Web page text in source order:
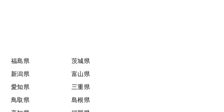
福島県
茨城県
新潟県
富山県
愛知県
三重県
鳥取県
島根県